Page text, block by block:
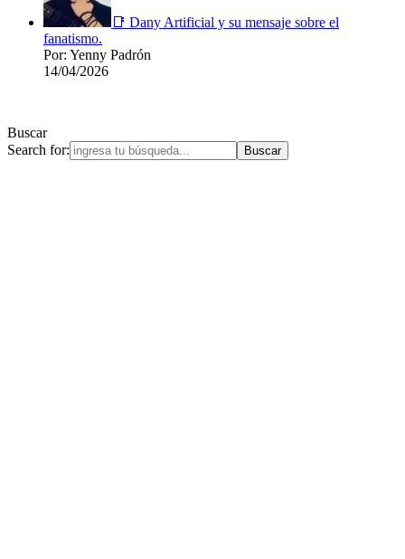
📑 Dany Artificial y su mensaje sobre el
fanatismo.
Por: Yenny Padrón
14/04/2026
Buscar
Search for: